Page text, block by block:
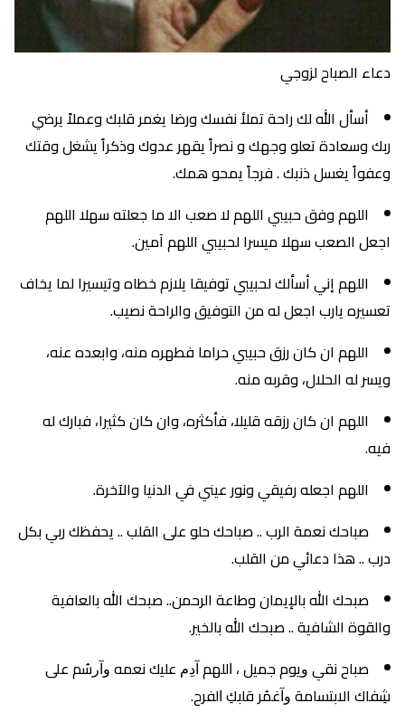
دعاء الصباح لزوجي
أسأل الله لك راحة تملأ نفسك ورضا يغمر قلبك وعملاً يرضي
ربك وسعادة تعلو وجهك و نصراً يقهر عدوك وذكراً يشغل وقتك
وعفواً يغسل ذنبك . فرجاً يمحو همك.
اللهم وفق حبيبي اللهم لا صعب الا ما جعلته سهلا اللهم
اجعل الصعب سهلا ميسرا لحبيبي اللهم آمين.
اللهم إني أسألك لحبيبي توفيقا يلازم خطاه وتيسيرا لما يخاف
تعسيره يارب اجعل له من التوفيق والراحة نصيب.
اللهم ان كان رزق حبيبي حراما فطهره منه، وابعده عنه،
ويسر له الحلال، وقربه منه.
اللهم ان كان رزقه قليلا، فأكثره، وان كان كثيرا، فبارك له
فيه.
اللهم اجعله رفيقي ونور عيني في الدنيا والآخرة.
صباحك نعمة الرب .. صباحك حلو على القلب .. يحفظك ربي بكل
درب .. هذا دعائي من القلب.
صبحك الله بالإيمان وطاعة الرحمن.. صبحك الله بالعافية
والقوة الشافية .. صبحك الله بالخير.
صباح نقي ﻭيوم جميل ، ﺍﻟﻠﻬﻢ ﺁﺩِﻡ ﻋﻠﻴك نعمه ﻭﺁﺭﺳُﻢ ﻋﻠﻰ
ﺷِﻔﺎك الابتسامة ﻭﺁﻏﻤُﺮ ﻗﻠبكِ ﺍﻟﻔﺮح.